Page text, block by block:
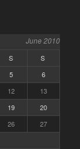
June 2010
S
S
5
6
12
13
19
20
26
27